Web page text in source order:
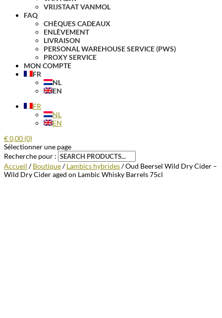
VRIJSTAAT VANMOL
FAQ
CHÈQUES CADEAUX
ENLÈVEMENT
LIVRAISON
PERSONAL WAREHOUSE SERVICE (PWS)
PROXY SERVICE
MON COMPTE
FR
NL
EN
FR
NL
EN
€0,00 (0)
Sélectionner une page
Recherche pour :
Accueil /Boutique/Lambics hybrides/ Oud Beersel Wild Dry Cider –
Wild Dry Cider aged on Lambic Whisky Barrels 75cl